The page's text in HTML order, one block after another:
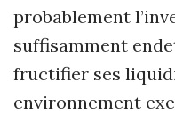
probablement
suffisamment
fructifier ses
environnement